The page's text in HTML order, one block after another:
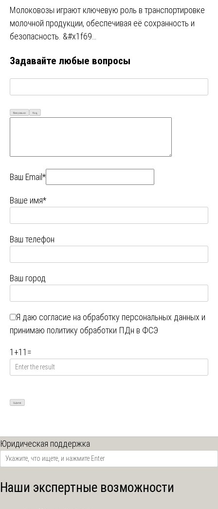
Молоковозы играют ключевую роль в транспортировке
молочной продукции, обеспечивая её сохранность и
безопасность. &#x1f69…
Задавайте любые вопросы
Визуально Код
Ваш Email*
Ваше имя*
Ваш телефон
Ваш город
Я даю согласие на обработку персональных данных и
принимаю политику обработки ПДн в ФСЭ
1 +11 =
Юридическая поддержка
Наши экспертные возможности